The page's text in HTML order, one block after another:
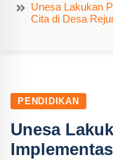
Unesa Lakukan
Cita di Desa
PENDIDIKAN
Unesa